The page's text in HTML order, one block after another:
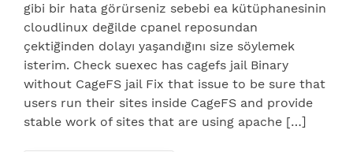
gibi bir hata görürseniz sebebi ea kütüphanesinin
cloudlinux değilde cpanel reposundan
çektiğinden dolayı yaşandığını size söylemek
isterim. Check suexec has cagefs jail Binary
without CageFS jail Fix that issue to be sure that
users run their sites inside CageFS and provide
stable work of sites that are using apache […]